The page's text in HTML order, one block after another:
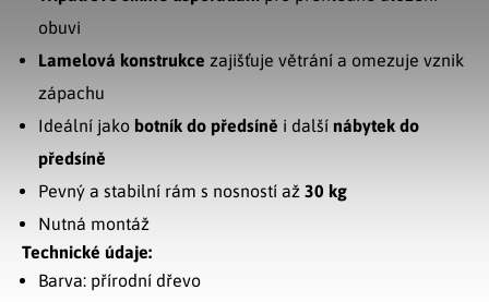
obuvi
Lamelová konstrukce zajišťuje větrání a omezuje vznik
zápachu
Ideální jako botník do předsíně i další nábytek do
předsíně
Pevný a stabilní rám s nosností až 30 kg
Nutná montáž
Technické údaje:
Barva: přírodní dřevo